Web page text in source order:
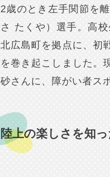
2歳のとき左手関節を
さ たくや）選手。高
北広島町を拠点に、初
を巻き起こしました。
砂さんに、障がい者ス
陸上の楽しさを知